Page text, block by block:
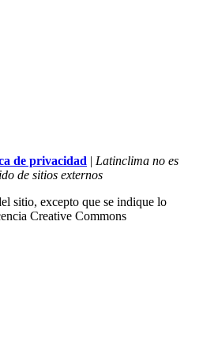
de privacidad | Latinclima no es
de sitios externos
sitio, excepto que se indique lo
Creative Commons